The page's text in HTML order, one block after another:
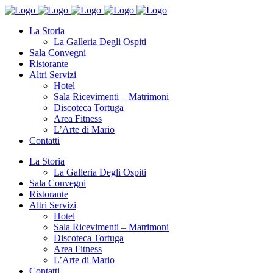
La Storia
La Galleria Degli Ospiti
Sala Convegni
Ristorante
Altri Servizi
Hotel
Sala Ricevimenti – Matrimoni
Discoteca Tortuga
Area Fitness
L’Arte di Mario
Contatti
La Storia
La Galleria Degli Ospiti
Sala Convegni
Ristorante
Altri Servizi
Hotel
Sala Ricevimenti – Matrimoni
Discoteca Tortuga
Area Fitness
L’Arte di Mario
Contatti